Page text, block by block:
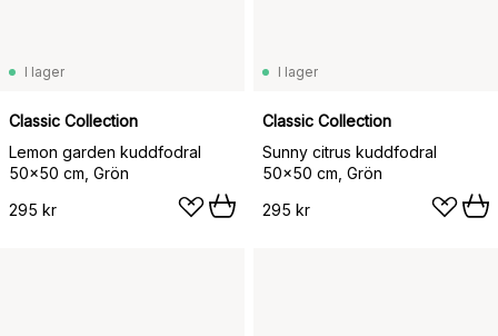
I lager
Classic Collection
Lemon garden kuddfodral
50x50 cm, Grön
295 kr
I lager
Classic Collection
Sunny citrus kuddfodral
50x50 cm, Grön
295 kr